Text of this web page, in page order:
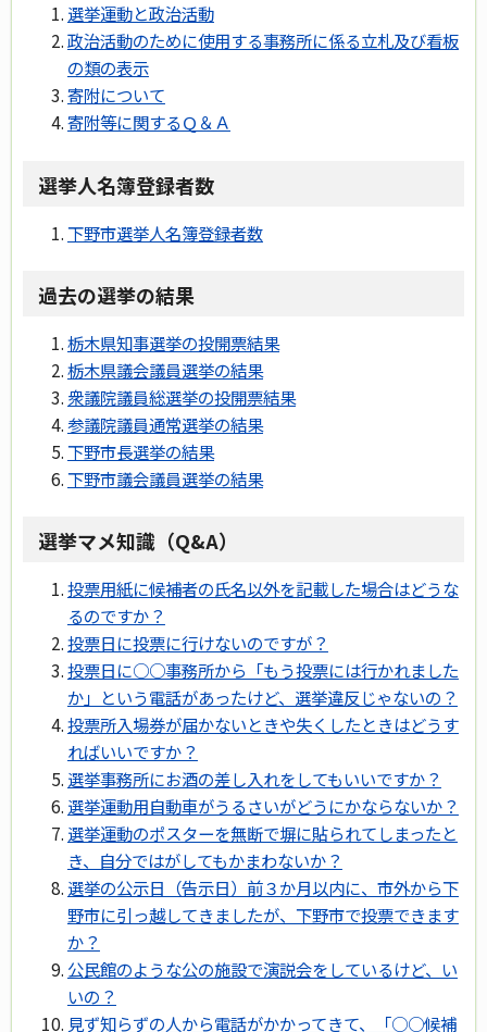
選挙運動と政治活動
政治活動のために使用する事務所に係る立札及び看板
の類の表示
寄附について
寄附等に関するＱ＆Ａ
選挙人名簿登録者数
下野市選挙人名簿登録者数
過去の選挙の結果
栃木県知事選挙の投開票結果
栃木県議会議員選挙の結果
衆議院議員総選挙の投開票結果
参議院議員通常選挙の結果
下野市長選挙の結果
下野市議会議員選挙の結果
選挙マメ知識（Q&A）
投票用紙に候補者の氏名以外を記載した場合はどうな
るのですか？
投票日に投票に行けないのですが？
投票日に○○事務所から「もう投票には行かれました
か」という電話があったけど、選挙違反じゃないの？
投票所入場券が届かないときや失くしたときはどうす
ればいいですか？
選挙事務所にお酒の差し入れをしてもいいですか？
選挙運動用自動車がうるさいがどうにかならないか？
選挙運動のポスターを無断で塀に貼られてしまったと
き、自分ではがしてもかまわないか？
選挙の公示日（告示日）前３か月以内に、市外から下
野市に引っ越してきましたが、下野市で投票できます
か？
公民館のような公の施設で演説会をしているけど、い
いの？
見ず知らずの人から電話がかかってきて、「○○候補